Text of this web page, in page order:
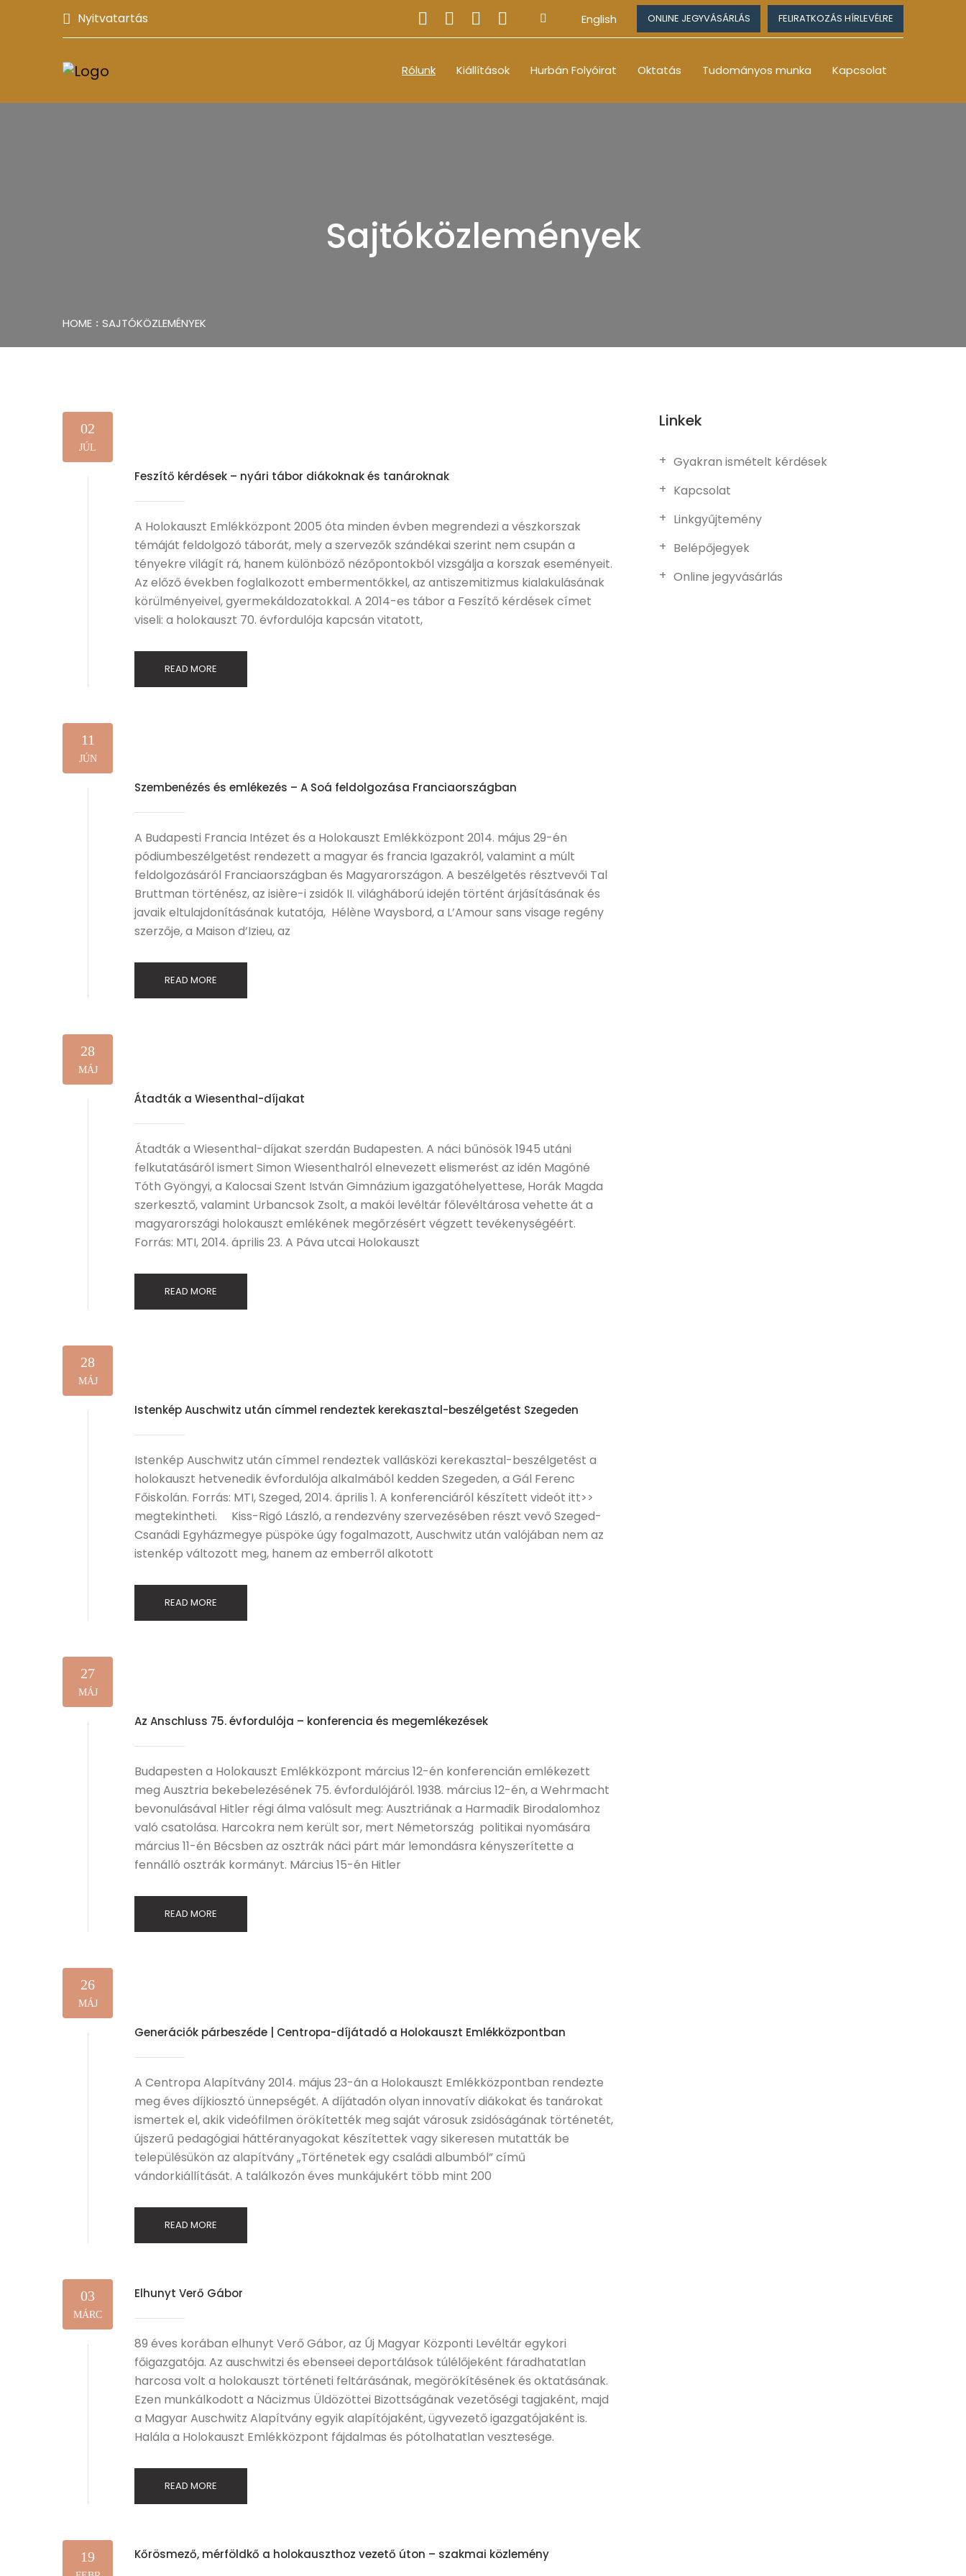
Nyitvatartás English ONLINE JEGYVÁSÁRLÁS FELIRATKOZÁS HÍRLEVÉLRE
Rólunk Kiállítások Hurbán Folyóirat Oktatás Tudományos munka Kapcsolat
Sajtóközlemények
HOME SAJTÓKÖZLEMÉNYEK
02
JÚL
Feszítő kérdések – nyári tábor diákoknak és tanároknak
A Holokauszt Emlékközpont 2005 óta minden évben megrendezi a vészkorszak
témáját feldolgozó táborát, mely a szervezők szándékai szerint nem csupán a
tényekre világít rá, hanem különböző nézőpontokból vizsgálja a korszak eseményeit.
Az előző években foglalkozott embermentőkkel, az antiszemitizmus kialakulásának
körülményeivel, gyermekáldozatokkal. A 2014-es tábor a Feszítő kérdések címet
viseli: a holokauszt 70. évfordulója kapcsán vitatott,
READ MORE
11
JÚN
Szembenézés és emlékezés – A Soá feldolgozása Franciaországban
A Budapesti Francia Intézet és a Holokauszt Emlékközpont 2014. május 29-én
pódiumbeszélgetést rendezett a magyar és francia Igazakról, valamint a múlt
feldolgozásáról Franciaországban és Magyarországon. A beszélgetés résztvevői Tal
Bruttman történész, az isière-i zsidók II. világháború idején történt árjásításának és
javaik eltulajdonításának kutatója, Hélène Waysbord, a L’Amour sans visage regény
szerzője, a Maison d’Izieu, az
READ MORE
28
MÁJ
Átadták a Wiesenthal-díjakat
Átadták a Wiesenthal-díjakat szerdán Budapesten. A náci bűnösök 1945 utáni
felkutatásáról ismert Simon Wiesenthalról elnevezett elismerést az idén Magóné
Tóth Gyöngyi, a Kalocsai Szent István Gimnázium igazgatóhelyettese, Horák Magda
szerkesztő, valamint Urbancsok Zsolt, a makói levéltár főlevéltárosa vehette át a
magyarországi holokauszt emlékének megőrzésért végzett tevékenységéért.
Forrás: MTI, 2014. április 23. A Páva utcai Holokauszt
READ MORE
28
MÁJ
Istenkép Auschwitz után címmel rendeztek kerekasztal-beszélgetést Szegeden
Istenkép Auschwitz után címmel rendeztek vallásközi kerekasztal-beszélgetést a
holokauszt hetvenedik évfordulója alkalmából kedden Szegeden, a Gál Ferenc
Főiskolán. Forrás: MTI, Szeged, 2014. április 1. A konferenciáról készített videót itt>>
megtekintheti. Kiss-Rigó László, a rendezvény szervezésében részt vevő Szeged-
Csanádi Egyházmegye püspöke úgy fogalmazott, Auschwitz után valójában nem az
istenkép változott meg, hanem az emberről alkotott
READ MORE
27
MÁJ
Az Anschluss 75. évfordulója – konferencia és megemlékezések
Budapesten a Holokauszt Emlékközpont március 12-én konferencián emlékezett
meg Ausztria bekebelezésének 75. évfordulójáról. 1938. március 12-én, a Wehrmacht
bevonulásával Hitler régi álma valósult meg: Ausztriának a Harmadik Birodalomhoz
való csatolása. Harcokra nem került sor, mert Németország politikai nyomására
március 11-én Bécsben az osztrák náci párt már lemondásra kényszerítette a
fennálló osztrák kormányt. Március 15-én Hitler
READ MORE
26
MÁJ
Generációk párbeszéde | Centropa-díjátadó a Holokauszt Emlékközpontban
A Centropa Alapítvány 2014. május 23-án a Holokauszt Emlékközpontban rendezte
meg éves díjkiosztó ünnepségét. A díjátadón olyan innovatív diákokat és tanárokat
ismertek el, akik videófilmen örökítették meg saját városuk zsidóságának történetét,
újszerű pedagógiai háttéranyagokat készítettek vagy sikeresen mutatták be
településükön az alapítvány „Történetek egy családi albumból” című
vándorkiállítását. A találkozón éves munkájukért több mint 200
READ MORE
03
MÁRC
Elhunyt Verő Gábor
89 éves korában elhunyt Verő Gábor, az Új Magyar Központi Levéltár egykori
főigazgatója. Az auschwitzi és ebenseei deportálások túlélőjeként fáradhatatlan
harcosa volt a holokauszt történeti feltárásának, megörökítésének és oktatásának.
Ezen munkálkodott a Nácizmus Üldözöttei Bizottságának vezetőségi tagjaként, majd
a Magyar Auschwitz Alapítvány egyik alapítójaként, ügyvezető igazgatójaként is.
Halála a Holokauszt Emlékközpont fájdalmas és pótolhatatlan vesztesége.
READ MORE
19 Kőrösmező, mérföldkő a holokauszthoz vezető úton – szakmai közlemény
Linkek
Gyakran ismételt kérdések
Kapcsolat
Linkgyűjtemény
Belépőjegyek
Online jegyvásárlás